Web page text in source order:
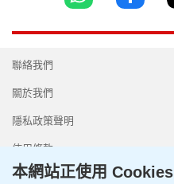
聯絡我們
關於我們
隱私政策聲明
使用條款
本網站正使用 Cookies